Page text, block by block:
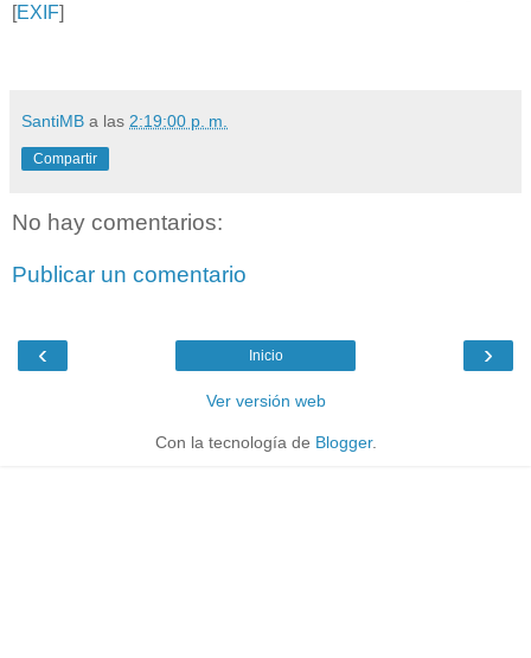
[EXIF]
SantiMB a las 2:19:00 p. m.
Compartir
No hay comentarios:
Publicar un comentario
‹ ›
Inicio
Ver versión web
Con la tecnología de Blogger.